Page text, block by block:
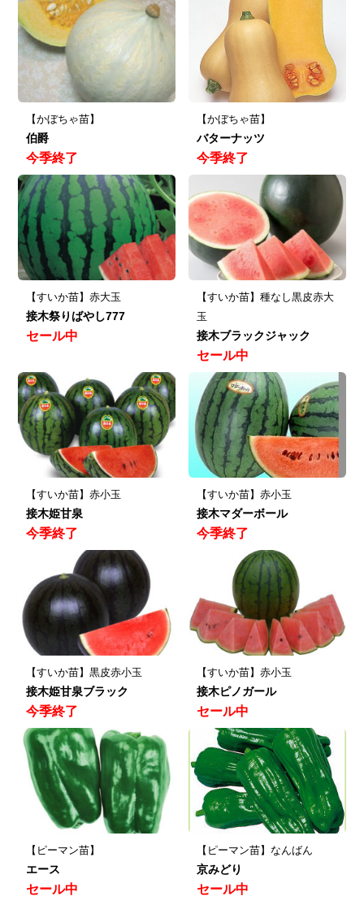
【かぼちゃ苗】
伯爵
今季終了
【かぼちゃ苗】
バターナッツ
今季終了
【すいか苗】赤大玉
接木祭りばやし777
セール中
【すいか苗】種なし黒皮赤大
玉
接木ブラックジャック
セール中
【すいか苗】赤小玉
接木姫甘泉
今季終了
【すいか苗】赤小玉
接木マダーボール
今季終了
【すいか苗】黒皮赤小玉
接木姫甘泉ブラック
今季終了
【すいか苗】赤小玉
接木ピノガール
セール中
【ピーマン苗】
エース
セール中
【ピーマン苗】なんばん
京みどり
セール中